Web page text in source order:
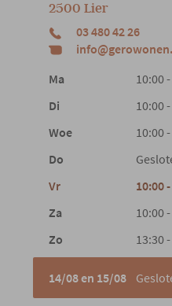
2500 Lier
03 480 42 26
Ma
10:00
Di
10:00
Woe
10:00
Do
Vr
10:00
Za
10:00
Zo
13:30
14/08 en 15/08